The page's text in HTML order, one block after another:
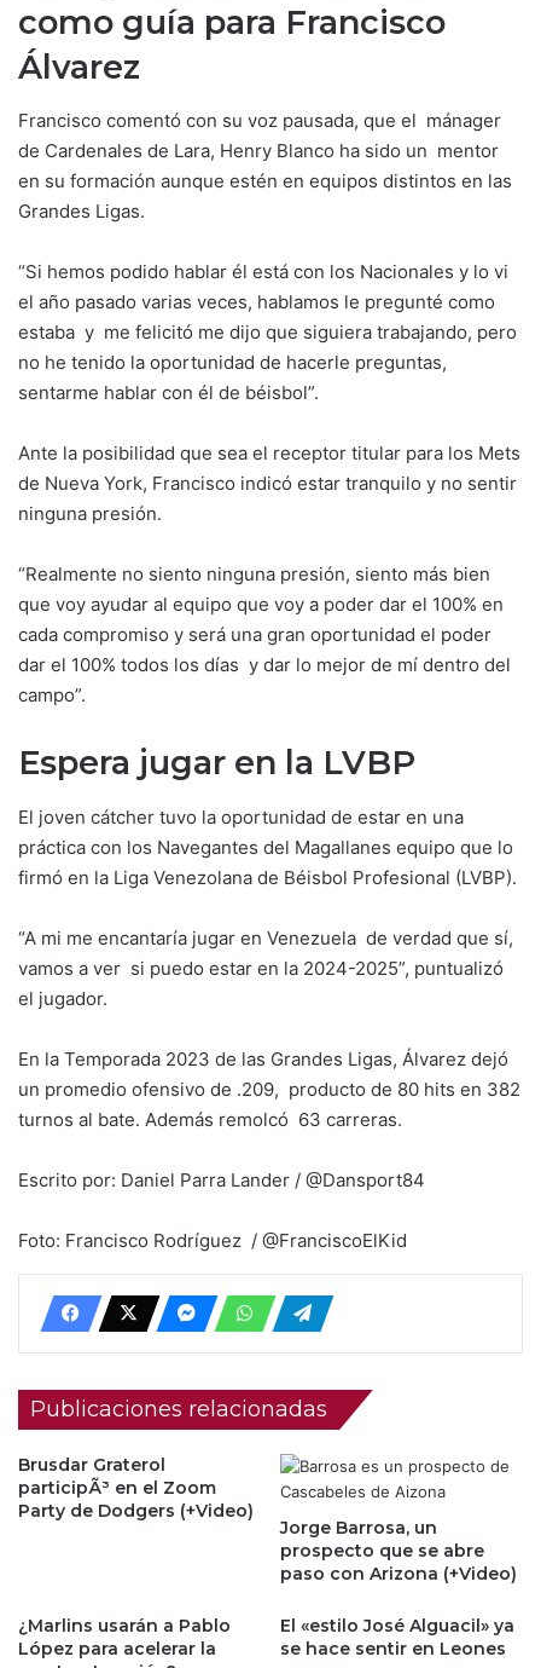
como guía para Francisco
Álvarez
Francisco comentó con su voz pausada, que el mánager
de Cardenales de Lara, Henry Blanco ha sido un mentor
en su formación aunque estén en equipos distintos en las
Grandes Ligas.
“Si hemos podido hablar él está con los Nacionales y lo vi
el año pasado varias veces, hablamos le pregunté como
estaba y me felicitó me dijo que siguiera trabajando, pero
no he tenido la oportunidad de hacerle preguntas,
sentarme hablar con él de béisbol”.
Ante la posibilidad que sea el receptor titular para los Mets
de Nueva York, Francisco indicó estar tranquilo y no sentir
ninguna presión.
“Realmente no siento ninguna presión, siento más bien
que voy ayudar al equipo que voy a poder dar el 100% en
cada compromiso y será una gran oportunidad el poder
dar el 100% todos los días y dar lo mejor de mí dentro del
campo”.
Espera jugar en la LVBP
El joven cátcher tuvo la oportunidad de estar en una
práctica con los Navegantes del Magallanes equipo que lo
firmó en la Liga Venezolana de Béisbol Profesional (LVBP).
“A mi me encantaría jugar en Venezuela de verdad que sí,
vamos a ver si puedo estar en la 2024-2025”, puntualizó
el jugador.
En la Temporada 2023 de las Grandes Ligas, Álvarez dejó
un promedio ofensivo de .209, producto de 80 hits en 382
turnos al bate. Además remolcó 63 carreras.
Escrito por: Daniel Parra Lander / @Dansport84
Foto: Francisco Rodríguez / @FranciscoElKid
Publicaciones relacionadas
Brusdar Graterol
participÃ³ en el Zoom
Party de Dodgers (+Video)
Jorge Barrosa, un
prospecto que se abre
paso con Arizona (+Video)
¿Marlins usarán a Pablo
López para acelerar la
El «estilo José Alguacil» ya
se hace sentir en Leones